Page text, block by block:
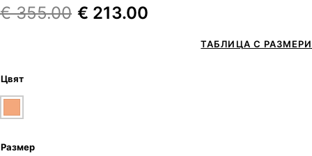
€355.00 € 213.00
ТАБЛИЦА С РАЗМЕРИ
Цвят
Размер